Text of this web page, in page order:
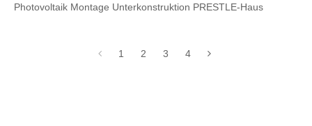
Photovoltaik Montage Unterkonstruktion PRESTLE-Haus
1 2 3 4